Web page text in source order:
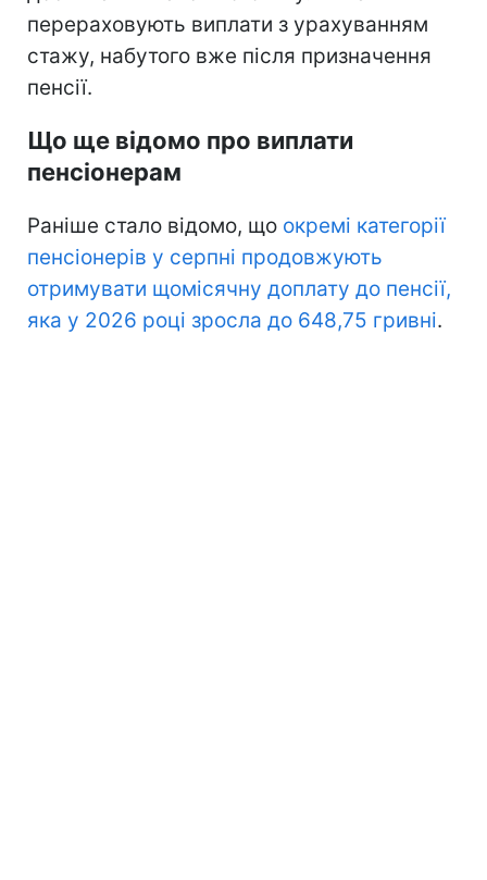
перераховують виплати з урахуванням
стажу, набутого вже після призначення
пенсії.
Що ще відомо про виплати
пенсіонерам
Раніше стало відомо, що окремі категорії
пенсіонерів у серпні продовжують
отримувати щомісячну доплату до пенсії,
яка у 2026 році зросла до 648,75 гривні.